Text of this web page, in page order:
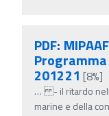
PDF:
201221 [8%]
…- il ritardo
marine e della